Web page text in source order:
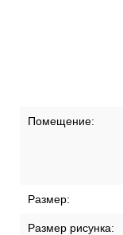
Помещение:
Размер:
Размер рисунка: